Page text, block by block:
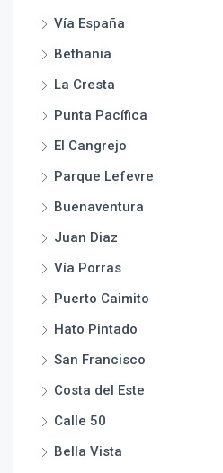
Vía España
Bethania
La Cresta
Punta Pacífica
El Cangrejo
Parque Lefevre
Buenaventura
Juan Diaz
Vía Porras
Puerto Caimito
Hato Pintado
San Francisco
Costa del Este
Calle 50
Bella Vista